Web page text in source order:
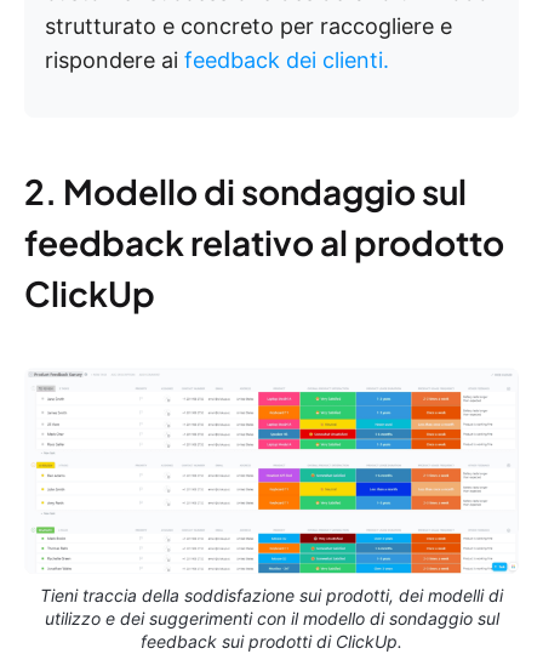
strutturato e concreto per raccogliere e
rispondere ai feedback dei clienti.
2. Modello di sondaggio sul
feedback relativo al prodotto
ClickUp
Tieni traccia della soddisfazione sui prodotti, dei modelli di
utilizzo e dei suggerimenti con il modello di sondaggio sul
feedback sui prodotti di ClickUp.